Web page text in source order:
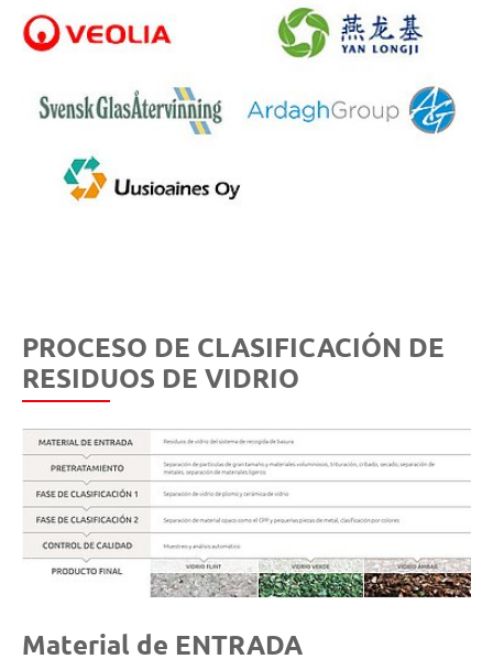
PROCESO DE CLASIFICACIÓN DE
RESIDUOS DE VIDRIO
Material de ENTRADA